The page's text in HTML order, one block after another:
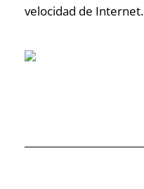
velocidad de Internet.